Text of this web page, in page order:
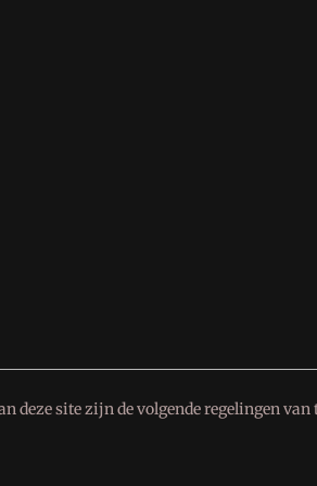
deze site zijn de volgende regelingen van